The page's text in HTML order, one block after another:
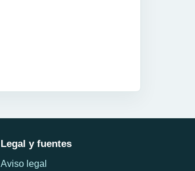
Legal y fuentes
Aviso legal